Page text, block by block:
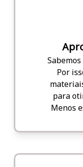
Por
para
Menos